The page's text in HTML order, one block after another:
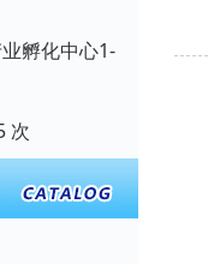
孵化中心1-
次